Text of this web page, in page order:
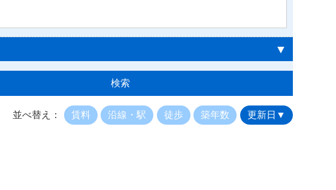
▼
並べ替え： 賃料 沿線・駅 徒歩 築年数 更新日▼